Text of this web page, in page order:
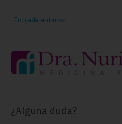
← Entrada anterior
¿Alguna duda?